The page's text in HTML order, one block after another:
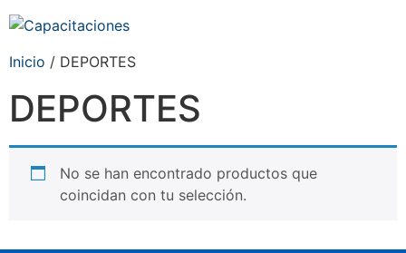
Inicio / DEPORTES
DEPORTES
No se han encontrado productos que
coincidan con tu selección.